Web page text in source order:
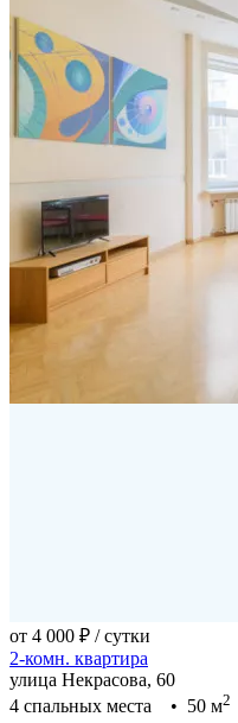
от 4 000 ₽ / сутки
2-комн. квартира
улица Некрасова, 60
4 спальных места • 50 м2